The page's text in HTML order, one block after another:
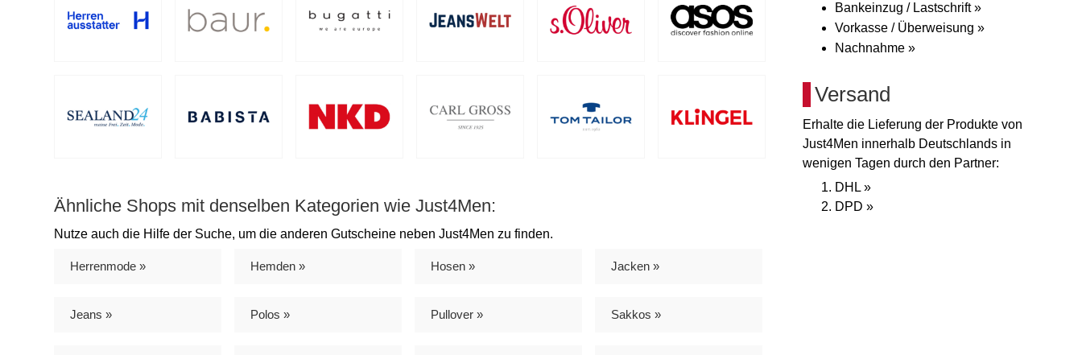
Ähnliche Shops mit denselben Kategorien wie Just4Men:
Nutze auch die Hilfe der Suche, um die anderen Gutscheine neben Just4Men zu finden.
Herrenmode » Hemden » Hosen » Jacken »
Jeans » Polos » Pullover » Sakkos »
Bankeinzug / Lastschrift »
Vorkasse / Überweisung »
Nachnahme »
Versand
Erhalte die Lieferung der Produkte von
Just4Men innerhalb Deutschlands in
wenigen Tagen durch den Partner:
DHL »
DPD »